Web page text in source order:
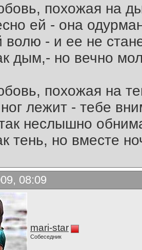
похожая на
ей - она
волю - и ее не
дым,- но вечно
похожая на
лежит - тебе
неслышно
тень, но вместе
08:09
mari-star
Собеседник